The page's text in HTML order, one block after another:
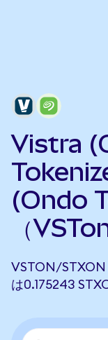
Vistra
(Ondo
（
VSTON/STXON
は0.175243